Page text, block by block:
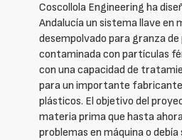
Coscollola Engineering ha
Andalucía un sistema llave en
desempolvado para granza
contaminada con partículas
con una capacidad de
para un importante
plásticos. El objetivo del
materia prima que hasta
problemas en máquina o